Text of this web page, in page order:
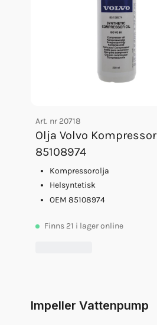
Art. nr 20718
Olja Volvo Kompressor
85108974
Kompressorolja
Helsyntetisk
OEM 85108974
Finns 21 i lager online
Impeller Vattenpump